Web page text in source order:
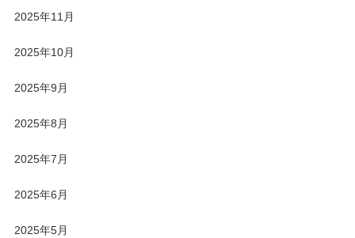
2025年11月
2025年10月
2025年9月
2025年8月
2025年7月
2025年6月
2025年5月